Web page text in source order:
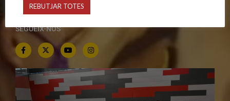
SEGUEIX-NOS
REBUTJAR TOTES